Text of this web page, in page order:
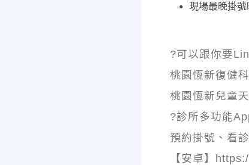
現場最晚掛
?可以跟你要
桃園恆新復健
桃園恆新兒童
?診所多功能
預約掛號、看
【安卓】